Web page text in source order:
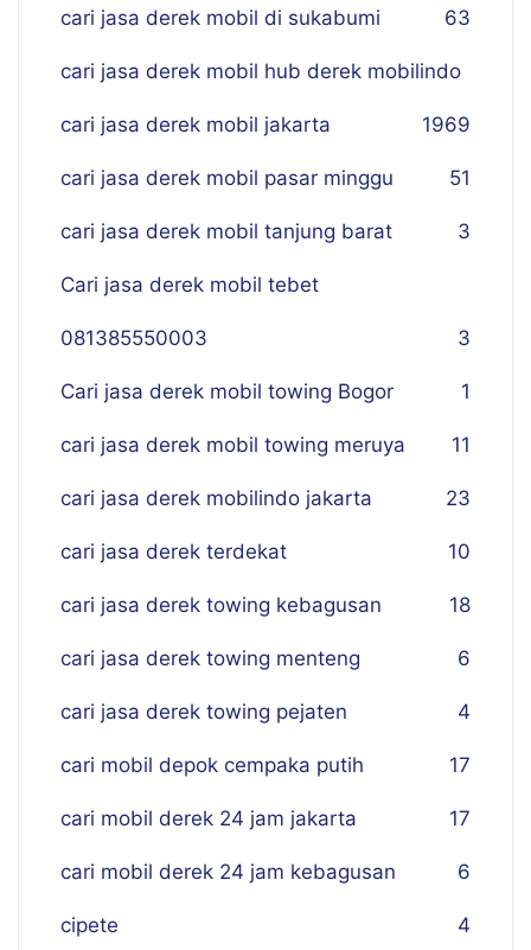
cari jasa derek mobil di sukabumi 63
cari jasa derek mobil hub derek mobilindo
69
cari jasa derek mobil jakarta 19
cari jasa derek mobil pasar minggu 51
cari jasa derek mobil tanjung barat 3
Cari jasa derek mobil tebet
081385550003 3
Cari jasa derek mobil towing Bogor 1
cari jasa derek mobil towing meruya 11
cari jasa derek mobilindo jakarta 23
cari jasa derek terdekat 10
cari jasa derek towing kebagusan 18
cari jasa derek towing menteng 6
cari jasa derek towing pejaten 4
cari mobil depok cempaka putih 17
cari mobil derek 24 jam jakarta 17
cari mobil derek 24 jam kebagusan 6
cipete 4